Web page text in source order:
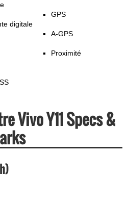
digitale
GPS
A-GPS
Proximité
Vivo Y11 Specs &